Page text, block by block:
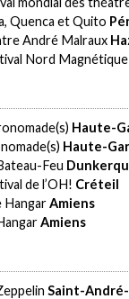
Quenca et Quito
André Malraux
Nord
Haute-
Haute-
Feu
de l’OH! Créteil
HangarAmiens
Amiens
Saint-